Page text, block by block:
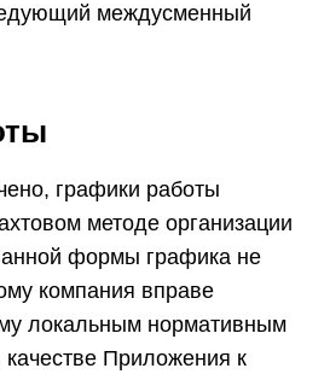
междусменный
графики работы
методе организации
формы графика не
компания вправе
локальным нормативным
Приложения к